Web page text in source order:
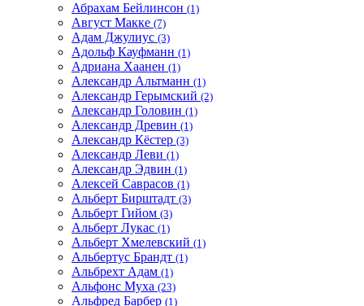
Абрахам Бейлинсон (1)
Август Макке (7)
Адам Джулиус (3)
Адольф Кауфманн (1)
Адриана Хаанен (1)
Александр Альтманн (1)
Александр Герымский (2)
Александр Головин (1)
Александр Древин (1)
Александр Кёстер (3)
Александр Леви (1)
Александр Эдвин (1)
Алексей Саврасов (1)
Альберт Бирштадт (3)
Альберт Гийом (3)
Альберт Лукас (1)
Альберт Хмелевский (1)
Альбертус Брандт (1)
Альбрехт Адам (1)
Альфонс Муха (23)
Альфред Барбер (1)